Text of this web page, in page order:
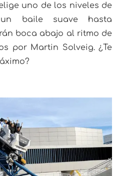
uno de los niveles de
un baile suave hasta
boca abajo al ritmo de
por Martin Solveig. ¿Te